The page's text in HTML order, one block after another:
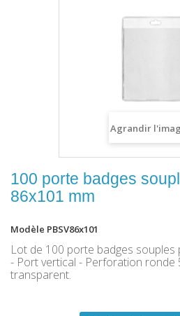
Agrandir
100 porte badges
86x101 mm
Modèle PBSV86x101
Lot de 100 porte badges
- Port vertical - Perforation ronde
transparent.